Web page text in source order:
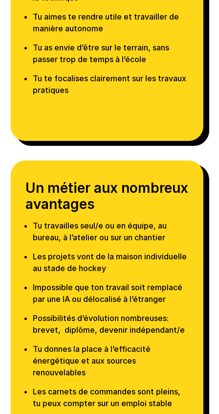
Tu aimes te rendre utile et travailler de
manière autonome
Tu as envie d’être sur le terrain, sans
passer trop de temps à l’école
Tu te focalises clairement sur les travaux
pratiques
Un métier aux nombreux
avantages
Tu travailles seul/e ou en équipe, au
bureau, à l’atelier ou sur un chantier
Les projets vont de la maison individuelle
au stade de hockey
Impossible que ton travail soit remplacé
par une IA ou délocalisé à l’étranger
Possibilités d’évolution nombreuses:
brevet, diplôme, devenir indépendant/e
Tu donnes la place à l’efficacité
énergétique et aux sources
renouvelables
Les carnets de commandes sont pleins,
tu peux compter sur un emploi stable